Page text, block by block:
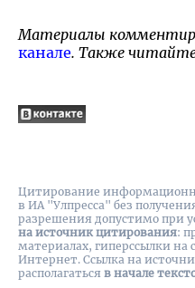
Материалы
канале. Также читайте
Цитирование
в ИА "Улпресса" без
разрешения допустимо при
на источник цитирования:
материалах, гиперссылки на
Интернет. Ссылка на
располагаться в начале